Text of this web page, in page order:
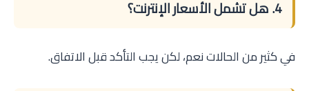
4. هل تشمل الأسعار الإنترنت؟
في كثير من الحالات نعم، لكن يجب التأكد قبل الاتفاق.